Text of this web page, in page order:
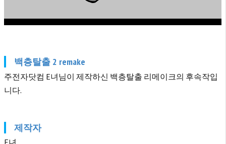
백층탈출 2 remake
주전자닷컴 E녀님이 제작하신 백층탈출 리메이크의 후속작입
니다.
제작자
E녀